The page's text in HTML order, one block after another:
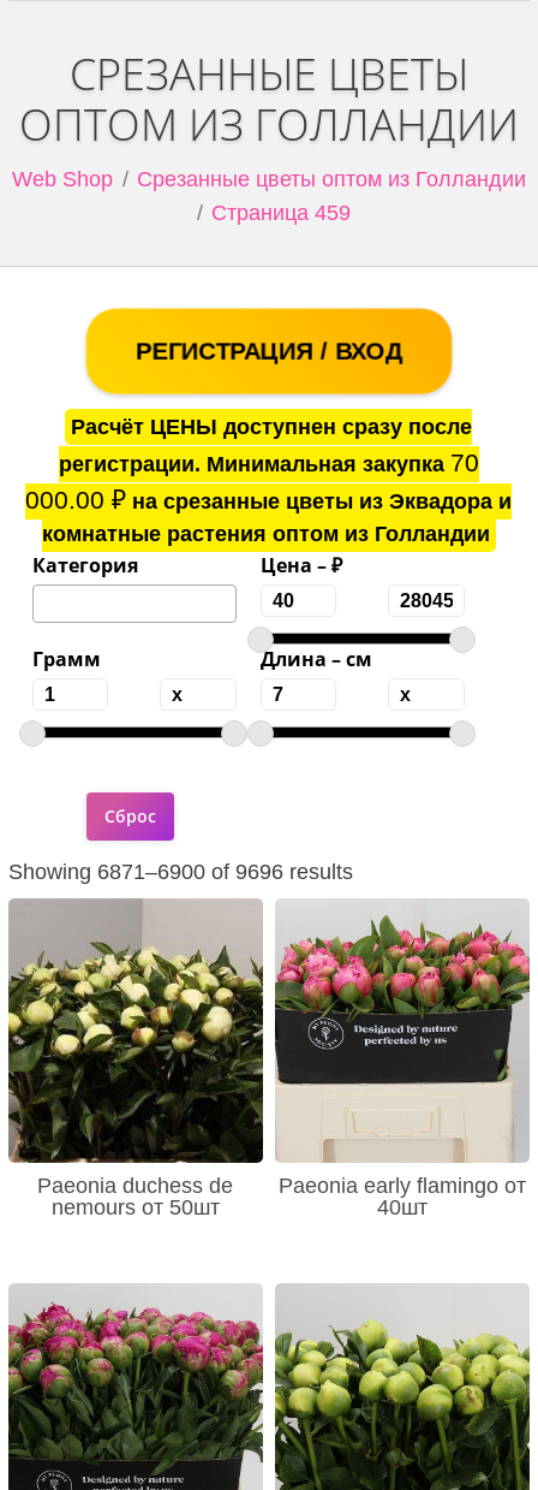
СРЕЗАННЫЕ ЦВЕТЫ
ОПТОМ ИЗ ГОЛЛАНДИИ
Web Shop
Срезанные цветы оптом из Голландии
Страница 459
РЕГИСТРАЦИЯ / ВХОД
Расчёт ЦЕНЫ доступнен сразу после
регистрации. Минимальная закупка 70
000.00₽ на срезанные цветы из Эквадора и
комнатные растения оптом из Голландии
Категория Цена – ₽
Грамм Длина – см
Showing 6871–6900 of 9696 results
Paeonia duchess de
nemours от 50шт
Paeonia early flamingo от
40шт